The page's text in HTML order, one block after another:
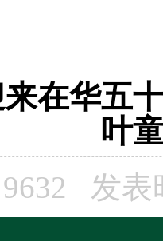
在华五
叶
发表